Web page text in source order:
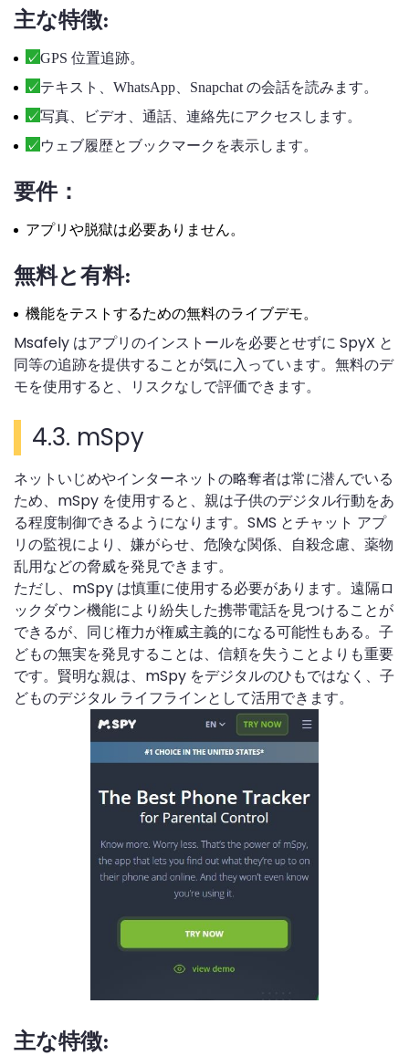
主な特徴:
GPS 位置追跡。
テキスト、WhatsApp、Snapchat の会話を読みます。
写真、ビデオ、通話、連絡先にアクセスします。
ウェブ履歴とブックマークを表示します。
要件：
アプリや脱獄は必要ありません。
無料と有料:
機能をテストするための無料のライブデモ。
Msafely はアプリのインストールを必要とせずに SpyX と
同等の追跡を提供することが気に入っています。無料のデ
モを使用すると、リスクなしで評価できます。
4.3. mSpy
ネットいじめやインターネットの略奪者は常に潜んでいる
ため、mSpy を使用すると、親は子供のデジタル行動をあ
る程度制御できるようになります。SMS とチャット アプ
リの監視により、嫌がらせ、危険な関係、自殺念慮、薬物
乱用などの脅威を発見できます。
ただし、mSpy は慎重に使用する必要があります。遠隔ロ
ックダウン機能により紛失した携帯電話を見つけることが
できるが、同じ権力が権威主義的になる可能性もある。子
どもの無実を発見することは、信頼を失うことよりも重要
です。賢明な親は、mSpy をデジタルのひもではなく、子
どものデジタル ライフラインとして活用できます。
主な特徴: